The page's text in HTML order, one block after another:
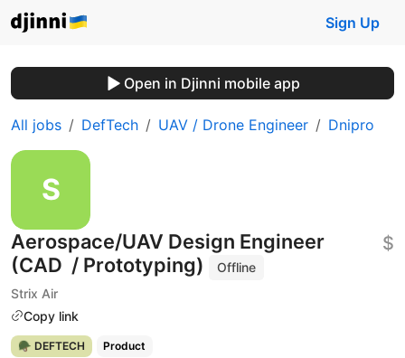
Sign Up
Open in Djinni mobile app
All jobs DefTech UAV / Drone Engineer Dnipro
Aerospace/UAV Design Engineer
(CAD / Prototyping)
Offline
Strix Air
Copy link
$
🪖 DEFTECH Product